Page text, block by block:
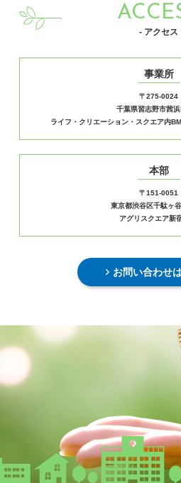
- アクセス
事業所
〒275-0024
千葉県習志野市茜
ライフ・クリエーション・スクエア内
本部
〒151-0051
東京都渋谷区千駄ヶ
アグリスクエア新
お問い合わせ